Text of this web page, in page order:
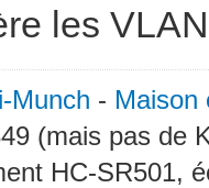
les
Munch - Maison
(mais pas de
HC-SR501,